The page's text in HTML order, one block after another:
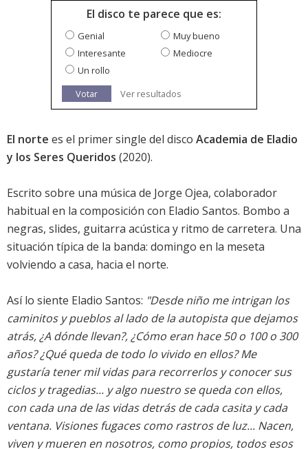
El disco te parece que es:
Genial
Muy bueno
Interesante
Mediocre
Un rollo
Votar
Ver resultados
El norte es el primer single del disco Academia de Eladio
y los Seres Queridos (2020).
Escrito sobre una música de Jorge Ojea, colaborador
habitual en la composición con Eladio Santos. Bombo a
negras, slides, guitarra acústica y ritmo de carretera. Una
situación típica de la banda: domingo en la meseta
volviendo a casa, hacia el norte.
Así lo siente Eladio Santos: "Desde niño me intrigan los
caminitos y pueblos al lado de la autopista que dejamos
atrás, ¿A dónde llevan?, ¿Cómo eran hace 50 o 100 o 300
años? ¿Qué queda de todo lo vivido en ellos? Me
gustaría tener mil vidas para recorrerlos y conocer sus
ciclos y tragedias... y algo nuestro se queda con ellos,
con cada una de las vidas detrás de cada casita y cada
ventana. Visiones fugaces como rastros de luz... Nacen,
viven y mueren en nosotros, como propios, todos esos